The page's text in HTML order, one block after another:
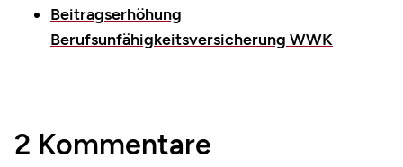
Beitragserhöhung
Berufsunfähigkeitsversicherung WWK
2 Kommentare